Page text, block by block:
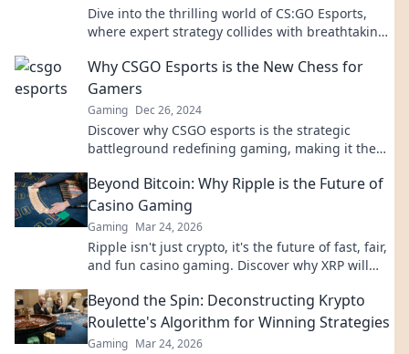
Dive into the thrilling world of CS:GO Esports,
where expert strategy collides with breathtaking
Why CSGO Esports is the New Chess for
Gamers
Gaming Dec 26, 2024
Discover why CSGO esports is the strategic
battleground redefining gaming, making it the
Beyond Bitcoin: Why Ripple is the Future of
Casino Gaming
Gaming Mar 24, 2026
Ripple isn't just crypto, it's the future of fast, fair,
and fun casino gaming. Discover why XRP will
Beyond the Spin: Deconstructing Krypto
Roulette's Algorithm for Winning Strategies
Gaming Mar 24, 2026